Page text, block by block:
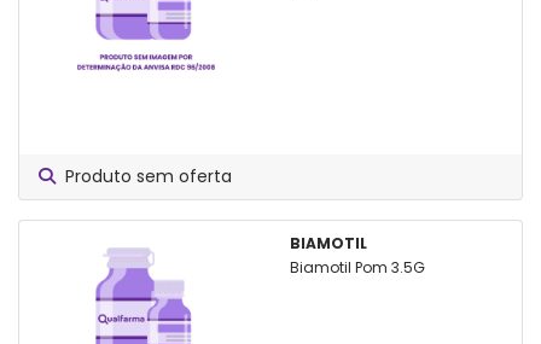
Produto sem oferta
BIAMOTIL
Biamotil Pom 3.5G